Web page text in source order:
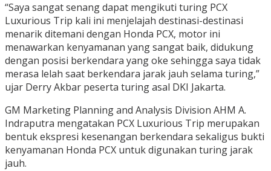
“Saya sangat senang dapat mengikuti turing PCX
Luxurious Trip kali ini menjelajah destinasi-destinasi
menarik ditemani dengan Honda PCX, motor ini
menawarkan kenyamanan yang sangat baik, didukung
dengan posisi berkendara yang oke sehingga saya tidak
merasa lelah saat berkendara jarak jauh selama turing,”
ujar Derry Akbar peserta turing asal DKI Jakarta.
GM Marketing Planning and Analysis Division AHM A.
Indraputra mengatakan PCX Luxurious Trip merupakan
bentuk ekspresi kesenangan berkendara sekaligus bukti
kenyamanan Honda PCX untuk digunakan turing jarak
jauh.